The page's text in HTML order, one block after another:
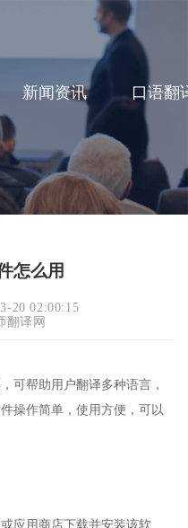
新闻资讯 口语翻
怎么用
20 02:00:15
翻译网
可帮助用户翻译多种语言，
操作简单，使用方便，可以
应用商店下载并安装该软